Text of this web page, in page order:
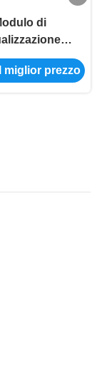
di
da 3,2 pollici
miglior prezzo